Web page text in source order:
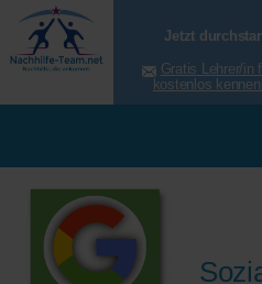
Jetzt
Gratis Lehrer/in
kostenlos